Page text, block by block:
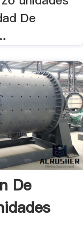
De
De